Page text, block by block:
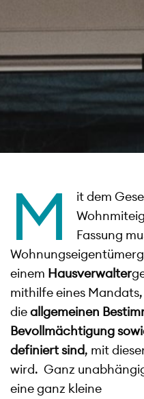
M
it dem
Fassung
einem Hausverwalter
mithilfe eines
dieallgemeinen
Bevollmächtigung
definiert sind, mit
wird. Ganz
eine ganz kleine